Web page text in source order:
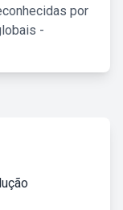
por
-